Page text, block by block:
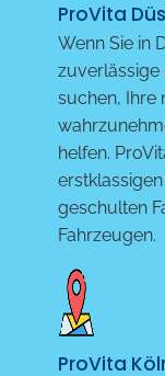
ProVita
Wenn Sie in
zuverlässige
suchen, Ihre
helfen.
geschulten
Fahrzeugen.
ProVita